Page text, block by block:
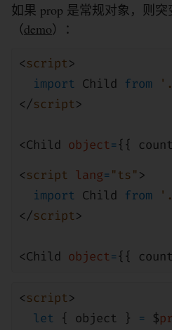
如果 prop 是常规对象，则
（demo）：
<script>
import Child from
</script>
<Child object={{ count
<script lang= "ts" >
import Child from
</script>
<Child object={{ count
<script>
let
{ object } = $